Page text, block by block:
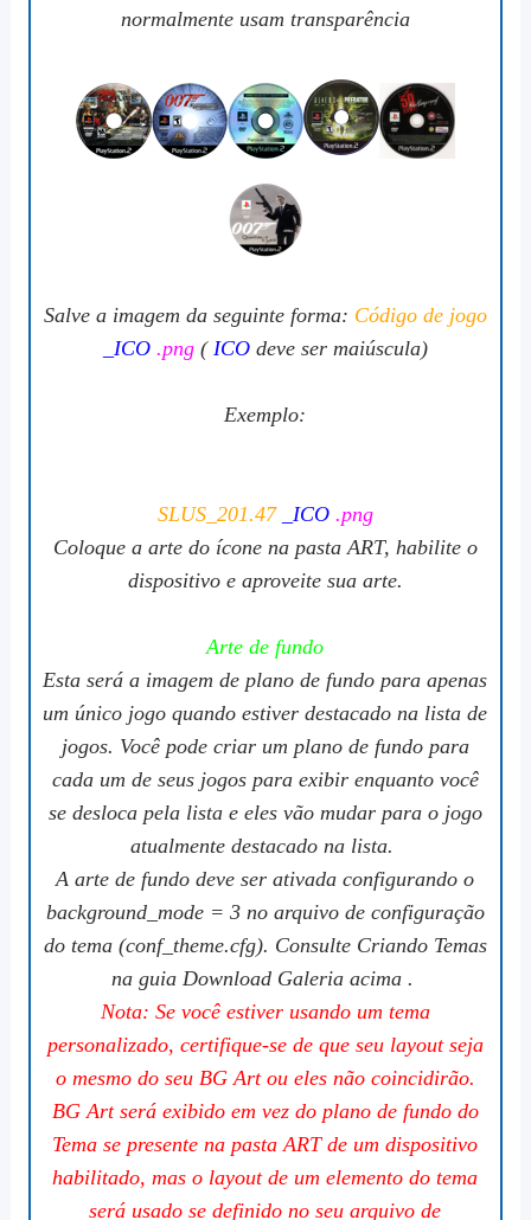
normalmente usam transparência
Salve a imagem da seguinte forma: Código de jogo
_ICO .png( ICOdeve ser maiúscula)
Exemplo:
SLUS_201.47 _ICO .png
Coloque a arte do ícone na pasta ART, habilite o
dispositivo e aproveite sua arte.
Arte de fundo
Esta será a imagem de plano de fundo para apenas
um único jogo quando estiver destacado na lista de
jogos. Você pode criar um plano de fundo para
cada um de seus jogos para exibir enquanto você
se desloca pela lista e eles vão mudar para o jogo
atualmente destacado na lista.
A arte de fundo deve ser ativada configurando o
background_mode = 3 no arquivo de configuração
do tema (conf_theme.cfg). Consulte Criando Temas
na guia Download Galeria acima .
Nota: Se você estiver usando um tema
personalizado, certifique-se de que seu layout seja
o mesmo do seu BG Art ou eles não coincidirão.
BG Art será exibido em vez do plano de fundo do
Tema se presente na pasta ART de um dispositivo
habilitado, mas o layout de um elemento do tema
será usado se definido no seu arquivo de